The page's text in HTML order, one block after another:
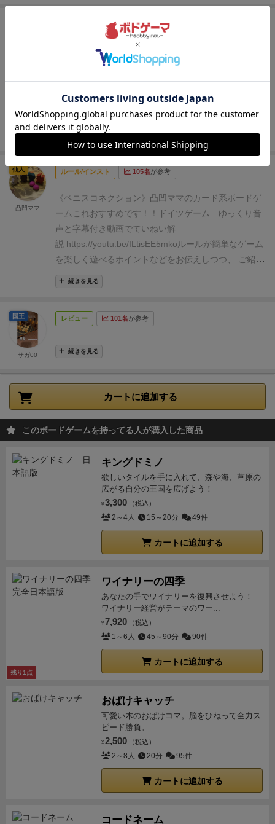
106名が参考
（感想）・・・55/100
さくっと短時間でできるところと、タイルの見た
目が気に入っています。（パケ）・・・25/50■箱のデ
ザイン→☆☆★★ 5/10■コンポーネントとビジュア
ルデザイン→☆☆★★ 5/10■コンポーネントの素材
感→☆☆★★ 5/10
→☆☆★★ 5/10■テーマや世界観→☆☆★★
5/10（内容）・・・30/50■ゲーム性→☆☆★★
5/10■準備の簡便性や取り回しの良さ
イ感とテーマや世界観のマッチ
→☆☆★★ 5/10
■価
格帯と内容の納得度 →★★★★ 10/10
続きを見る
ルール/インスト 105名が参考
《ベニスコネクション》凸凹ママのカード系ボードゲ
ームこれおすすめです！！ドイツゲーム ゆっくり音
声と字幕付き動画でていねい解
説 https://youtu.be/ILtisEE5mkoルールが簡単なゲーム
を楽しく遊べるポイントなどをお伝えしつつ、 ご紹介
していくシリーズの第２回は「ベニスコネクション」
です。ボードゲーム大賞で美術賞を取った大人シック
子様とも楽しめるのはもちろんですが、 どこまでもど
沼、はまってみませんか？
続きを見る
仙人
凸凹ママ
レビュー 101名が参考
続きを見る
国王
サガ00
カートに追加する
このボードゲームを持ってる人が購入した商品
キングドミノ
欲しいタイルを手に入れて、森や海、草原の
広がる自分の王国を広げよう！
¥ 3,300 （税込）
2～4人 15～20分 49件
カートに追加する
残り1点
ワイナリーの四季
あなたの手でワイナリーを復興させよう！
ワイナリー経営がテーマのワー...
¥ 7,920 （税込）
1～6人 45～90分 90件
カートに追加する
おばけキャッチ
可愛い木のおばけコマ。脳をひねって全力ス
ピード勝負。
¥ 2,500 （税込）
2～8人 20分 95件
カートに追加する
コードネーム